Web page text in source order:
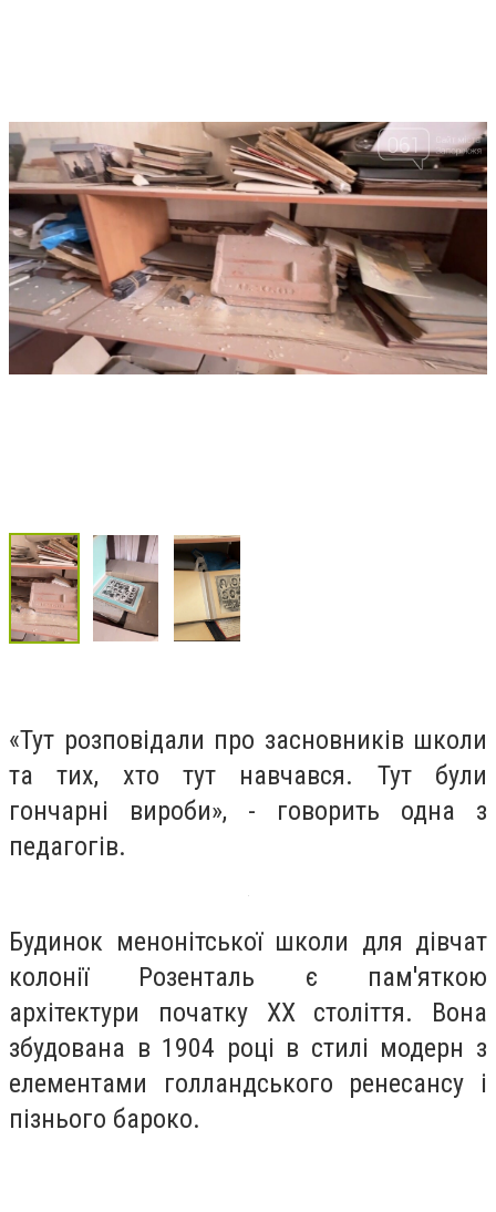
«Тут розповідали про засновників школи
та тих, хто тут навчався. Тут були
гончарні вироби», - говорить одна з
педагогів.
Будинок менонітської школи для дівчат
колонії Розенталь є пам'яткою
архітектури початку ХХ століття. Вона
збудована в 1904 році в стилі модерн з
елементами голландського ренесансу і
пізнього бароко.